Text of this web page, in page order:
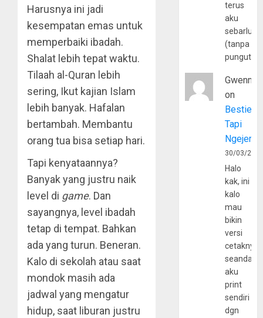
Harusnya ini jadi
kesempatan emas untuk
memperbaiki ibadah.
Shalat lebih tepat waktu.
Tilaah al-Quran lebih
sering, Ikut kajian Islam
lebih banyak. Hafalan
bertambah. Membantu
orang tua bisa setiap hari.
Tapi kenyataannya?
Banyak yang justru naik
level di game. Dan
sayangnya, level ibadah
tetap di tempat. Bahkan
ada yang turun. Beneran.
Kalo di sekolah atau saat
mondok masih ada
jadwal yang mengatur
hidup, saat liburan justru
terus
aku
(tanpa
Gwenny
on
Bestie
Tapi
30/03/
Halo
kak, ini
kalo
mau
bikin
versi
cetaknya
aku
print
sendiri
dgn